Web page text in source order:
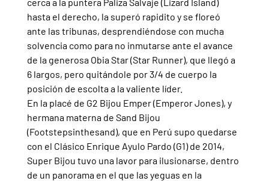
hasta el derecho, la superó rapidito y se floreó
ante las tribunas, desprendiéndose con mucha
solvencia como para no inmutarse ante el avance
de la generosa Obia Star (Star Runner), que llegó a
6 largos, pero quitándole por 3/4 de cuerpo la
posición de escolta a la valiente líder.
En la placé de G2 Bijou Emper (Emperor Jones), y
hermana materna de Sand Bijou
(Footstepsinthesand), que en Perú supo quedarse
con el Clásico Enrique Ayulo Pardo (G1) de 2014,
Super Bijou tuvo una lavor para ilusionarse, dentro
de un panorama en el que las yeguas en la